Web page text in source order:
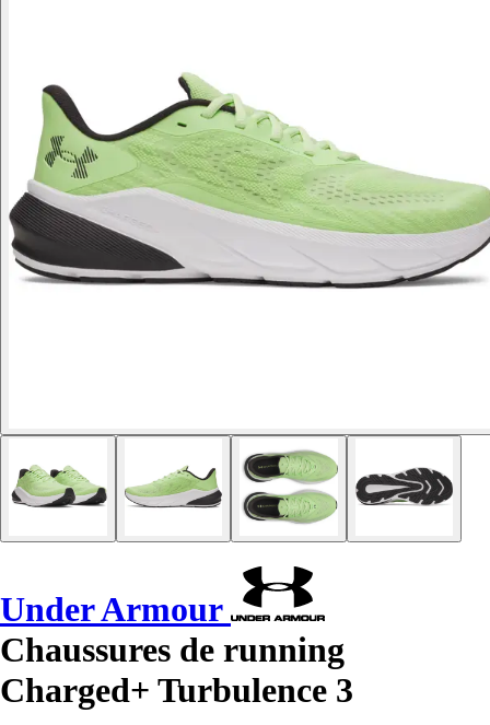
Under Armour
Chaussures de running
Charged+ Turbulence 3